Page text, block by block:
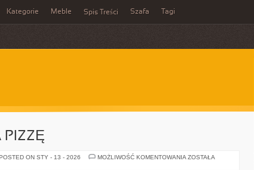
Kategorie Meble Spis Treści Szafa Tagi
PIZZĘ
ON STY - 13 - 2026 MOŻLIWOŚĆ KOMENTOWANIA PRZEPISY
ZOSTAŁA